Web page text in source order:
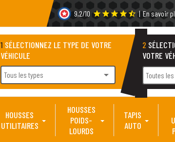
9,2/10 star starstarstarstar_half | En savoir
1 SÉLECTIONNEZ LE TYPE DE VOTRE
VÉHICULE
Tous les types arrow_drop_down
2
VOTRE
Toutes
HOUSSES
UTILITAIRES
HOUSSES
POIDS-
LOURDS
TAPIS
AUTO